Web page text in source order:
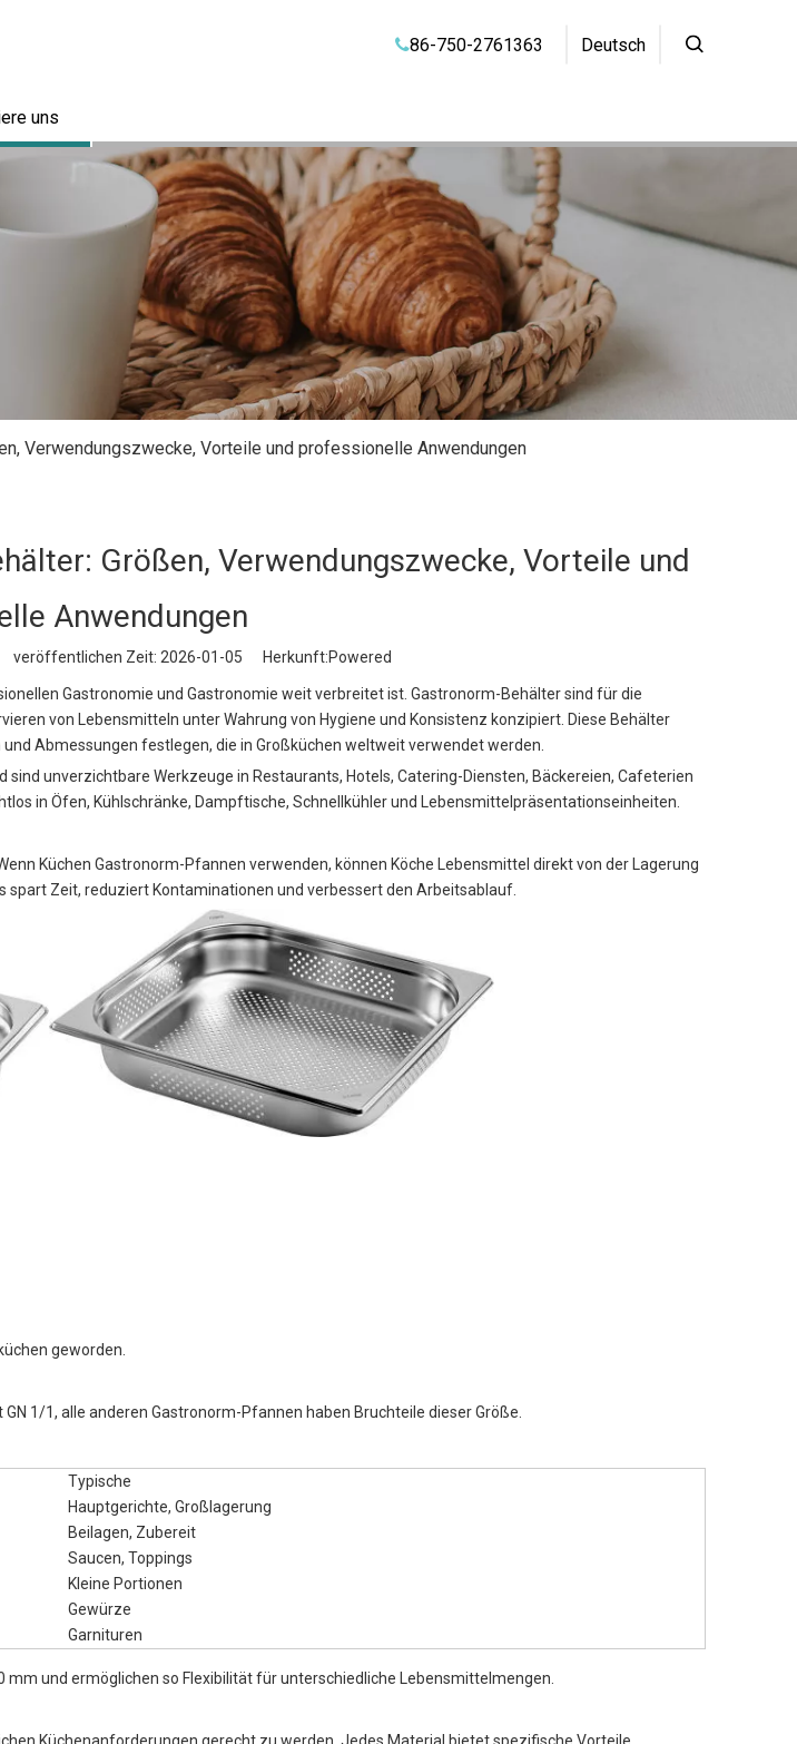
86-750-2761363 Deutsch
uns
Verwendungszwecke, Vorteile und professionelle Anwendungen
Größen, Verwendungszwecke, Vorteile und
Anwendungen
Zeit: 2026-01-05 Herkunft:Powered
Gastronomie und Gastronomie weit verbreitet ist. Gastronorm-Behälter sind für die
von Lebensmitteln unter Wahrung von Hygiene und Konsistenz konzipiert. Diese Behälter
Abmessungen festlegen, die in Großküchen weltweit verwendet werden.
unverzichtbare Werkzeuge in Restaurants, Hotels, Catering-Diensten, Bäckereien, Cafeterien
in Öfen, Kühlschränke, Dampftische, Schnellkühler und Lebensmittelpräsentationseinheiten.
Küchen Gastronorm-Pfannen verwenden, können Köche Lebensmittel direkt von der Lagerung
Zeit, reduziert Kontaminationen und verbessert den Arbeitsablauf.
geworden.
1/1, alle anderen Gastronorm-Pfannen haben Bruchteile dieser Größe.
Typische
Hauptgerichte, Großlagerung
Beilagen, Zubereit
Saucen, Toppings
Kleine Portionen
Gewürze
Garnituren
und ermöglichen so Flexibilität für unterschiedliche Lebensmittelmengen.